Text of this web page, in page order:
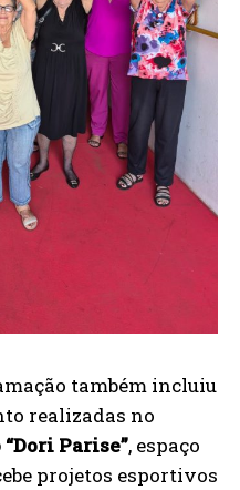
também incluiu
realizadas no
Parise”, espaço
projetos esportivos